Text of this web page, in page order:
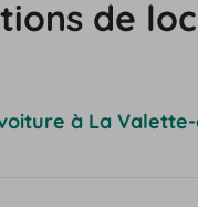
de
à La